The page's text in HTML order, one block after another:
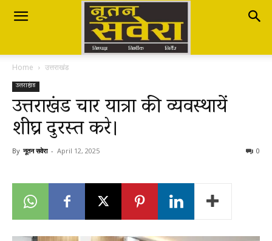
Nutan
Savera
नूतन
Home उत्तराखंड
उत्तराखंड
उत्तराखंड चार यात्रा की व्यवस्थायें
शीघ्र दुरस्त करे।
By नूतन सवेरा - April 12, 2025 0